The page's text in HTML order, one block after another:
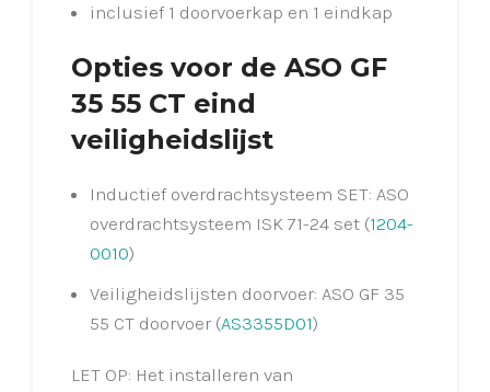
inclusief 1 doorvoerkap en 1 eindkap
Opties voor de ASO GF
35 55 CT eind
veiligheidslijst
Inductief overdrachtsysteem SET: ASO
overdrachtsysteem ISK 71-24 set (1204-
0010)
Veiligheidslijsten doorvoer: ASO GF 35
55 CT doorvoer (AS3355D01)
LET OP: Het installeren van